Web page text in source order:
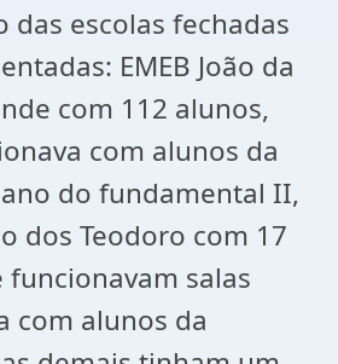
das escolas fechadas
EMEB João da
com 112 alunos,
com alunos da
ano do fundamental II,
dos Teodoro com 17
salas
com alunos da